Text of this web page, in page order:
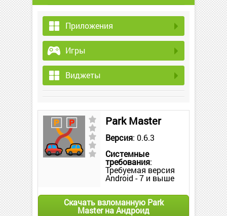
Приложения
Игры
Виджеты
Park Master
Версия: 0.6.3
Системные
требования:
Требуемая версия
Android - 7 и выше
Скачать взломанную Park
Master на Андроид